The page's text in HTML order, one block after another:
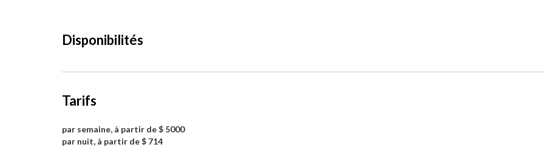
Disponibilités
Tarifs
par semaine, à partir de $ 5000
par nuit, à partir de $ 714